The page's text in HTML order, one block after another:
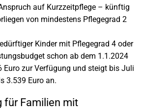
auf Kurzzeitpflege – künftig
von mindestens Pflegegrad 2
Kinder mit Pflegegrad 4 oder
schon ab dem 1.1.2024
Euro zur Verfügung und steigt bis Juli
3.539 Euro an.
für Familien mit